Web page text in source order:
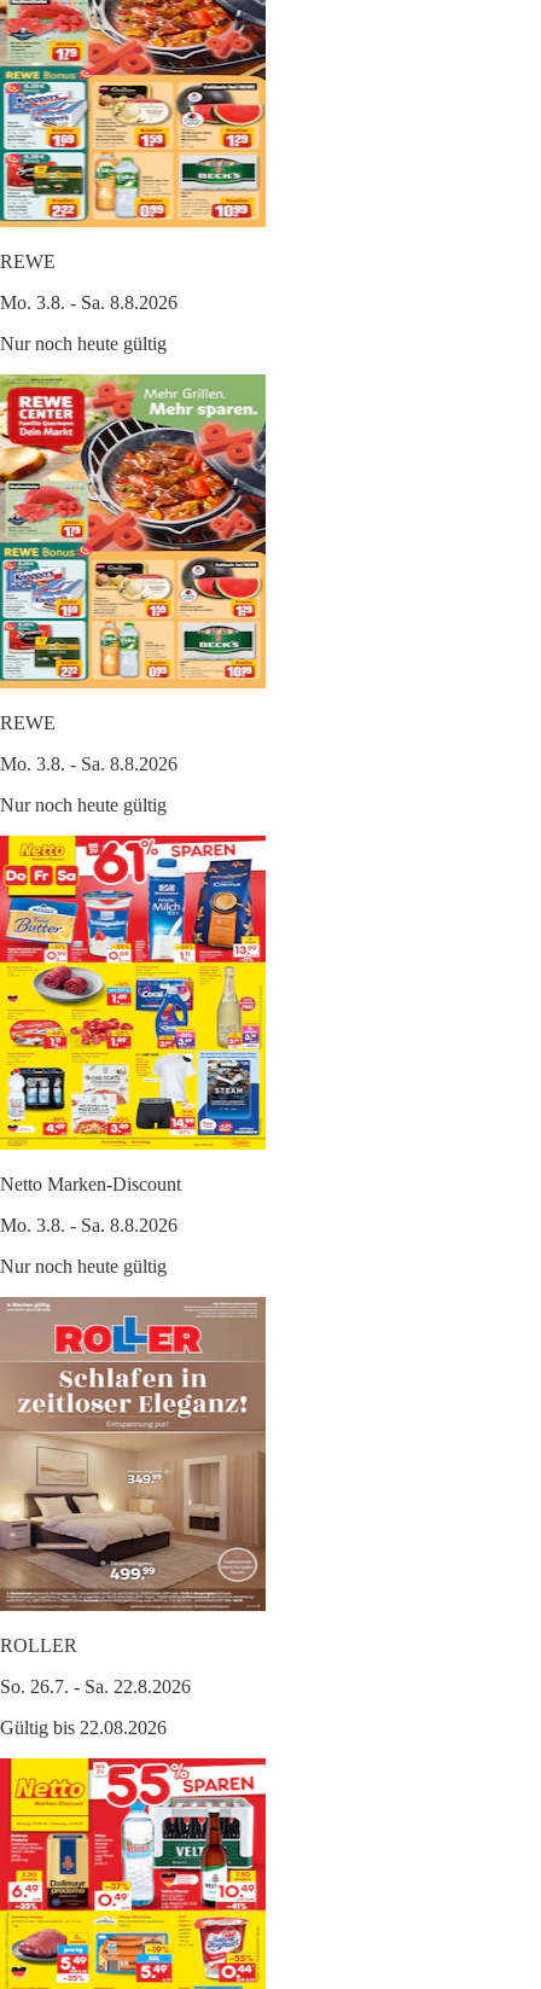
REWE
Mo. 3.8. - Sa. 8.8.2026
Nur noch heute gültig
REWE
Mo. 3.8. - Sa. 8.8.2026
Nur noch heute gültig
Netto Marken-Discount
Mo. 3.8. - Sa. 8.8.2026
Nur noch heute gültig
ROLLER
So. 26.7. - Sa. 22.8.2026
Gültig bis 22.08.2026